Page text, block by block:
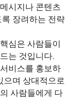
시지나 콘텐츠
장려하는 전략
심은 사람들이
는 것입니다.
비스를 홍보하
으며 상대적으로
사람들에게 다